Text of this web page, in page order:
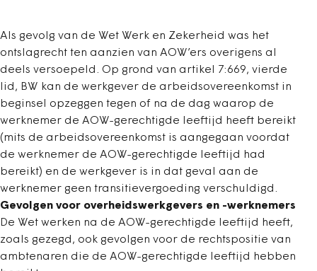
Als gevolg van de Wet Werk en Zekerheid was het
ontslagrecht ten aanzien van AOW’ers overigens al
deels versoepeld. Op grond van artikel 7:669, vierde
lid, BW kan de werkgever de arbeidsovereenkomst in
beginsel opzeggen tegen of na de dag waarop de
werknemer de AOW-gerechtigde leeftijd heeft bereikt
(mits de arbeidsovereenkomst is aangegaan voordat
de werknemer de AOW-gerechtigde leeftijd had
bereikt) en de werkgever is in dat geval aan de
werknemer geen transitievergoeding verschuldigd.
Gevolgen voor overheidswerkgevers en -werknemers
De Wet werken na de AOW-gerechtigde leeftijd heeft,
zoals gezegd, ook gevolgen voor de rechtspositie van
ambtenaren die de AOW-gerechtigde leeftijd hebben